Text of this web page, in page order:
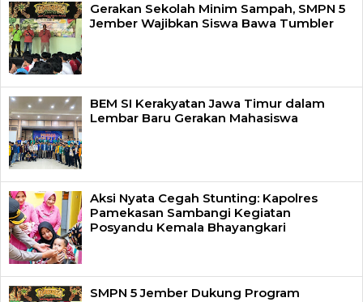
Gerakan Sekolah Minim Sampah, SMPN 5
Jember Wajibkan Siswa Bawa Tumbler
BEM SI Kerakyatan Jawa Timur dalam
Lembar Baru Gerakan Mahasiswa
Aksi Nyata Cegah Stunting: Kapolres
Pamekasan Sambangi Kegiatan
Posyandu Kemala Bhayangkari
SMPN 5 Jember Dukung Program